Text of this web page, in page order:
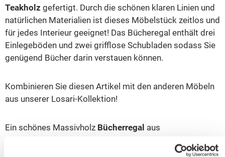
Teakholz gefertigt. Durch die schönen klaren Linien und
natürlichen Materialien ist dieses Möbelstück zeitlos und
für jedes Interieur geeignet! Das Bücheregal enthält drei
Einlegeböden und zwei grifflose Schubladen sodass Sie
genügend Bücher darin verstauen können.
Kombinieren Sie diesen Artikel mit den anderen Möbeln
aus unserer Losari-Kollektion!
Ein schönes Massivholz Bücherregal aus
Ihrem Haus einen prägenden Eindruck hinterlässt und